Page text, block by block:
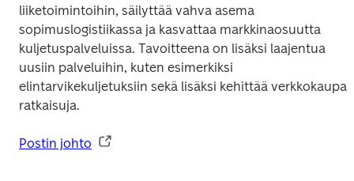
liiketoimintoihin, säilyttää vahva asema
sopimuslogistiikassa ja kasvattaa markkinaosuutta
kuljetuspalveluissa. Tavoitteena on lisäksi laajentua
uusiin palveluihin, kuten esimerkiksi
elintarvikekuljetuksiin sekä lisäksi kehittää verkkokaupan
ratkaisuja.
Postin johto